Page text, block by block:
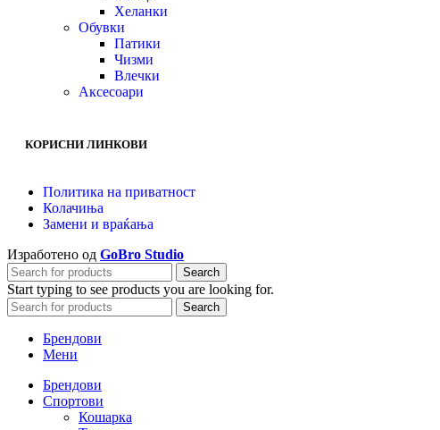
Хеланки
Обувки
Патики
Чизми
Влечки
Аксесоари
КОРИСНИ ЛИНКОВИ
Политика на приватност
Колачиња
Замени и враќања
Изработено од GoBro Studio
Search
Start typing to see products you are looking for.
Search
Брендови
Мени
Брендови
Спортови
Кошарка